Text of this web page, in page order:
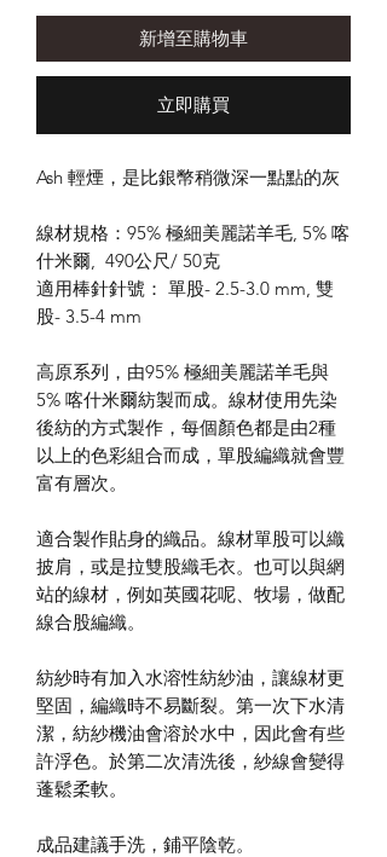
新增至購物車
立即購買
Ash 輕煙，是比銀幣稍微深一點點的灰
線材規格：95% 極細美麗諾羊毛, 5% 喀
什米爾, 490公尺/ 50克
適用棒針針號： 單股- 2.5-3.0 mm, 雙
股- 3.5-4 mm
高原系列，由95% 極細美麗諾羊毛與
5% 喀什米爾紡製而成。線材使用先染
後紡的方式製作，每個顏色都是由2種
以上的色彩組合而成，單股編織就會豐
富有層次。
適合製作貼身的織品。線材單股可以織
披肩，或是拉雙股織毛衣。也可以與網
站的線材，例如英國花呢、牧場，做配
線合股編織。
紡紗時有加入水溶性紡紗油，讓線材更
堅固，編織時不易斷裂。第一次下水清
潔，紡紗機油會溶於水中，因此會有些
許浮色。於第二次清洗後，紗線會變得
蓬鬆柔軟。
成品建議手洗，鋪平陰乾。